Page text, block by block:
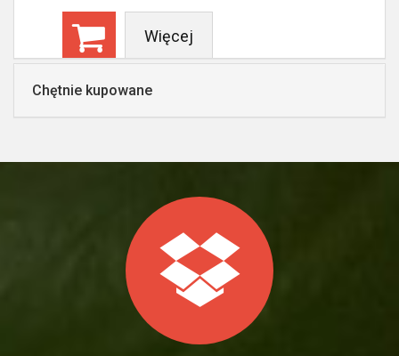
Więcej
Chętnie kupowane